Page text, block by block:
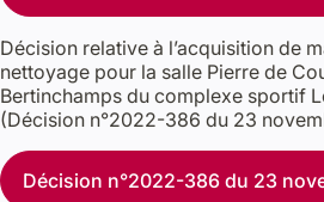
Décision relative à l’acquisition de
nettoyage pour la salle Pierre de
Bertinchamps du complexe sportif
(Décision n°2022-386 du 23
Décision n°2022-386 du 23